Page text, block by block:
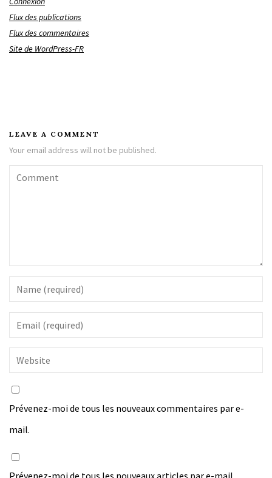
Flux des publications
Flux des commentaires
Site de WordPress-FR
LEAVE A COMMENT
Your email address will not be published.
Prévenez-moi de tous les nouveaux commentaires par e-
mail.